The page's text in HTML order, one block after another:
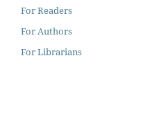
For Readers
For Authors
For Librarians